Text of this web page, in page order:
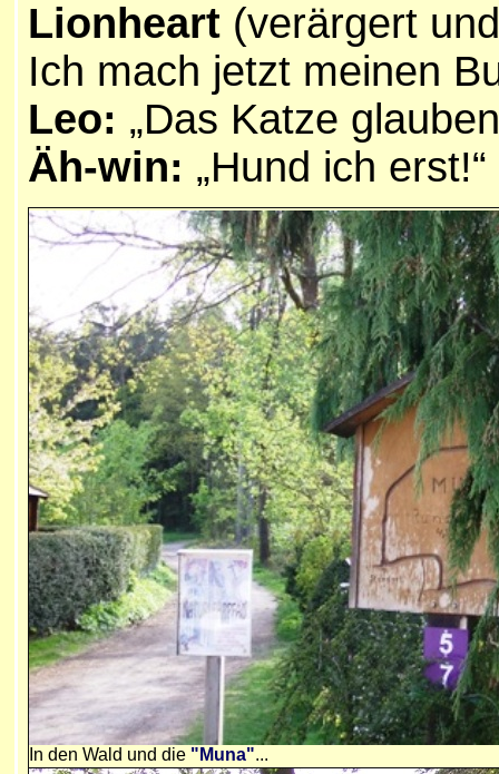
Lionheart (verärgert
Ich mach jetzt meinen
Leo: „Das Katze
Äh-win: „Hund ich erst!“
In den Wald und die "Muna"...